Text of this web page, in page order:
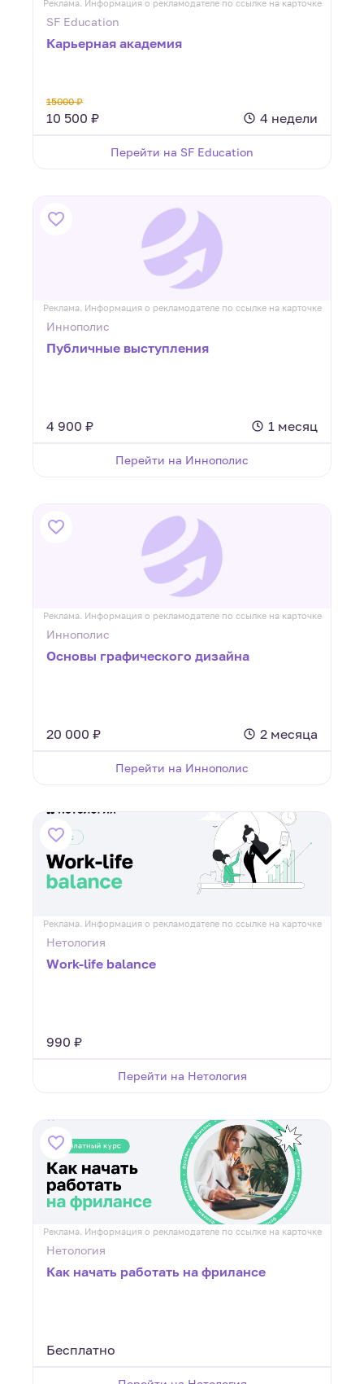
Реклама. Информация о рекламодателе по ссылке на карточке
SF Education
Карьерная академия
15000 ₽
10 500 ₽ 4 недели
Перейти на SF Education
Реклама. Информация о рекламодателе по ссылке на карточке
Иннополис
Публичные выступления
4 900 ₽ 1 месяц
Перейти на Иннополис
Реклама. Информация о рекламодателе по ссылке на карточке
Иннополис
Основы графического дизайна
20 000 ₽ 2 месяца
Перейти на Иннополис
Реклама. Информация о рекламодателе по ссылке на карточке
Нетология
Work-life balance
990 ₽
Перейти на Нетология
Реклама. Информация о рекламодателе по ссылке на карточке
Нетология
Как начать работать на фрилансе
Бесплатно